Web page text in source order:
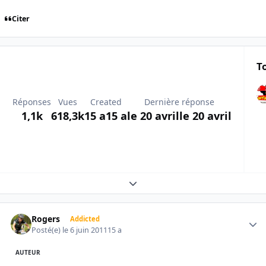
Citer
Réponses
1,1k
Vues
618,3k
Created
15 a15 a
Dernière réponse
le 20 avrille 20 avril
Expand topic overview
Rogers Addicted
Posté(e) le 6 juin 201115 a
AUTEUR